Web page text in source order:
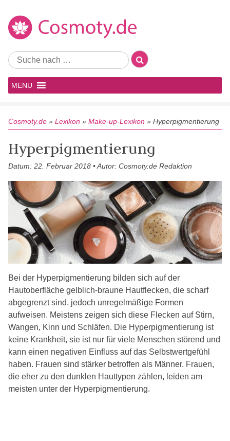
MENU
Cosmoty.de » Lexikon » Make-up-Lexikon » Hyperpigmentierung
Hyperpigmentierung
Datum: 22. Februar 2018 • Autor: Cosmoty.de Redaktion
Bei der Hyperpigmentierung bilden sich auf der
Hautoberfläche gelblich-braune Hautflecken, die scharf
abgegrenzt sind, jedoch unregelmäßige Formen
aufweisen. Meistens zeigen sich diese Flecken auf Stirn,
Wangen, Kinn und Schläfen. Die Hyperpigmentierung ist
keine Krankheit, sie ist nur für viele Menschen störend und
kann einen negativen Einfluss auf das Selbstwertgefühl
haben. Frauen sind stärker betroffen als Männer. Frauen,
die eher zu den dunklen Hauttypen zählen, leiden am
meisten unter der Hyperpigmentierung.